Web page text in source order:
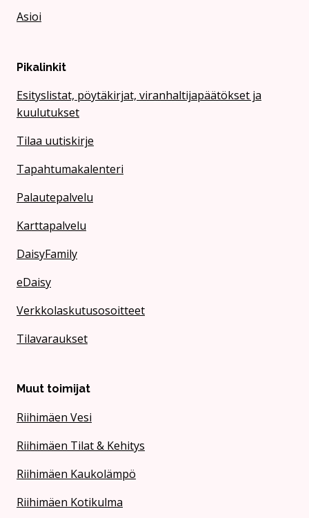
Asioi
Pikalinkit
Esityslistat, pöytäkirjat, viranhaltijapäätökset ja
kuulutukset
Tilaa uutiskirje
Tapahtumakalenteri
Palautepalvelu
Karttapalvelu
DaisyFamily
eDaisy
Verkkolaskutusosoitteet
Tilavaraukset
Muut toimijat
Riihimäen Vesi
Riihimäen Tilat & Kehitys
Riihimäen Kaukolämpö
Riihimäen Kotikulma